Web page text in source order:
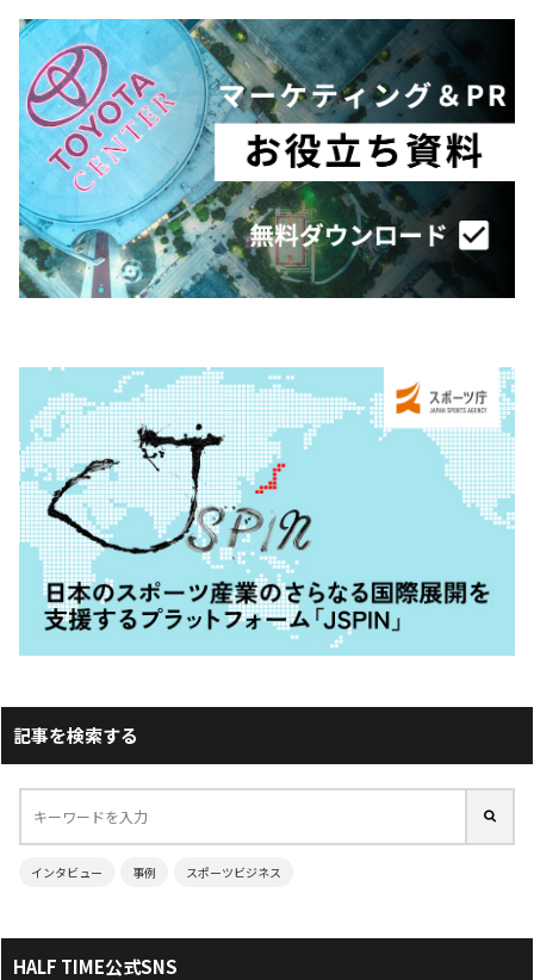
記事を検索する
インタビュー 事例 スポーツビジネス
HALF TIME公式SNS